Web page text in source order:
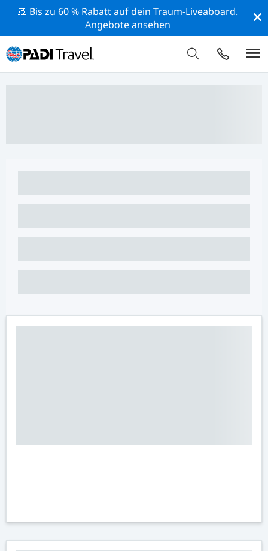
🚢 Bis zu 60 % Rabatt auf dein Traum-Liveaboard.
Angebote ansehen